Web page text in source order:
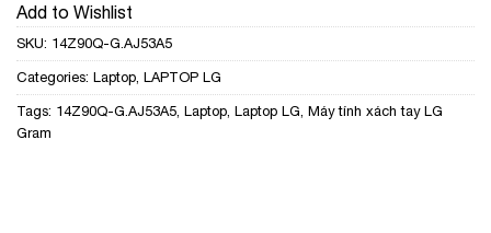
Add to Wishlist
SKU: 14Z90Q-G.AJ53A5
Categories: Laptop LAPTOP LG
Tags: 14Z90Q-G.AJ53A5 Laptop Laptop LG Máy tính xách tay LG
Gram